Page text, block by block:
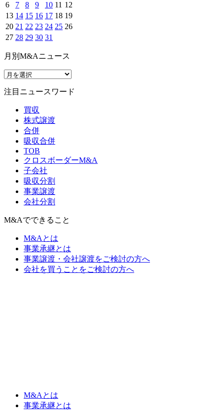
6
7 8 9 10 11 12
13 14 15 16 17 18 19
20 21 22 23 24 25 26
27 28 29 30 31
月別M&Aニュース
注目ニュースワード
買収
株式譲渡
合併
吸収合併
TOB
クロスボーダーM&A
子会社
吸収分割
事業譲渡
会社分割
M&Aでできること
M&Aとは
事業承継とは
事業譲渡・会社譲渡をご検討の方へ
会社を買うことをご検討の方へ
M&Aとは
事業承継とは